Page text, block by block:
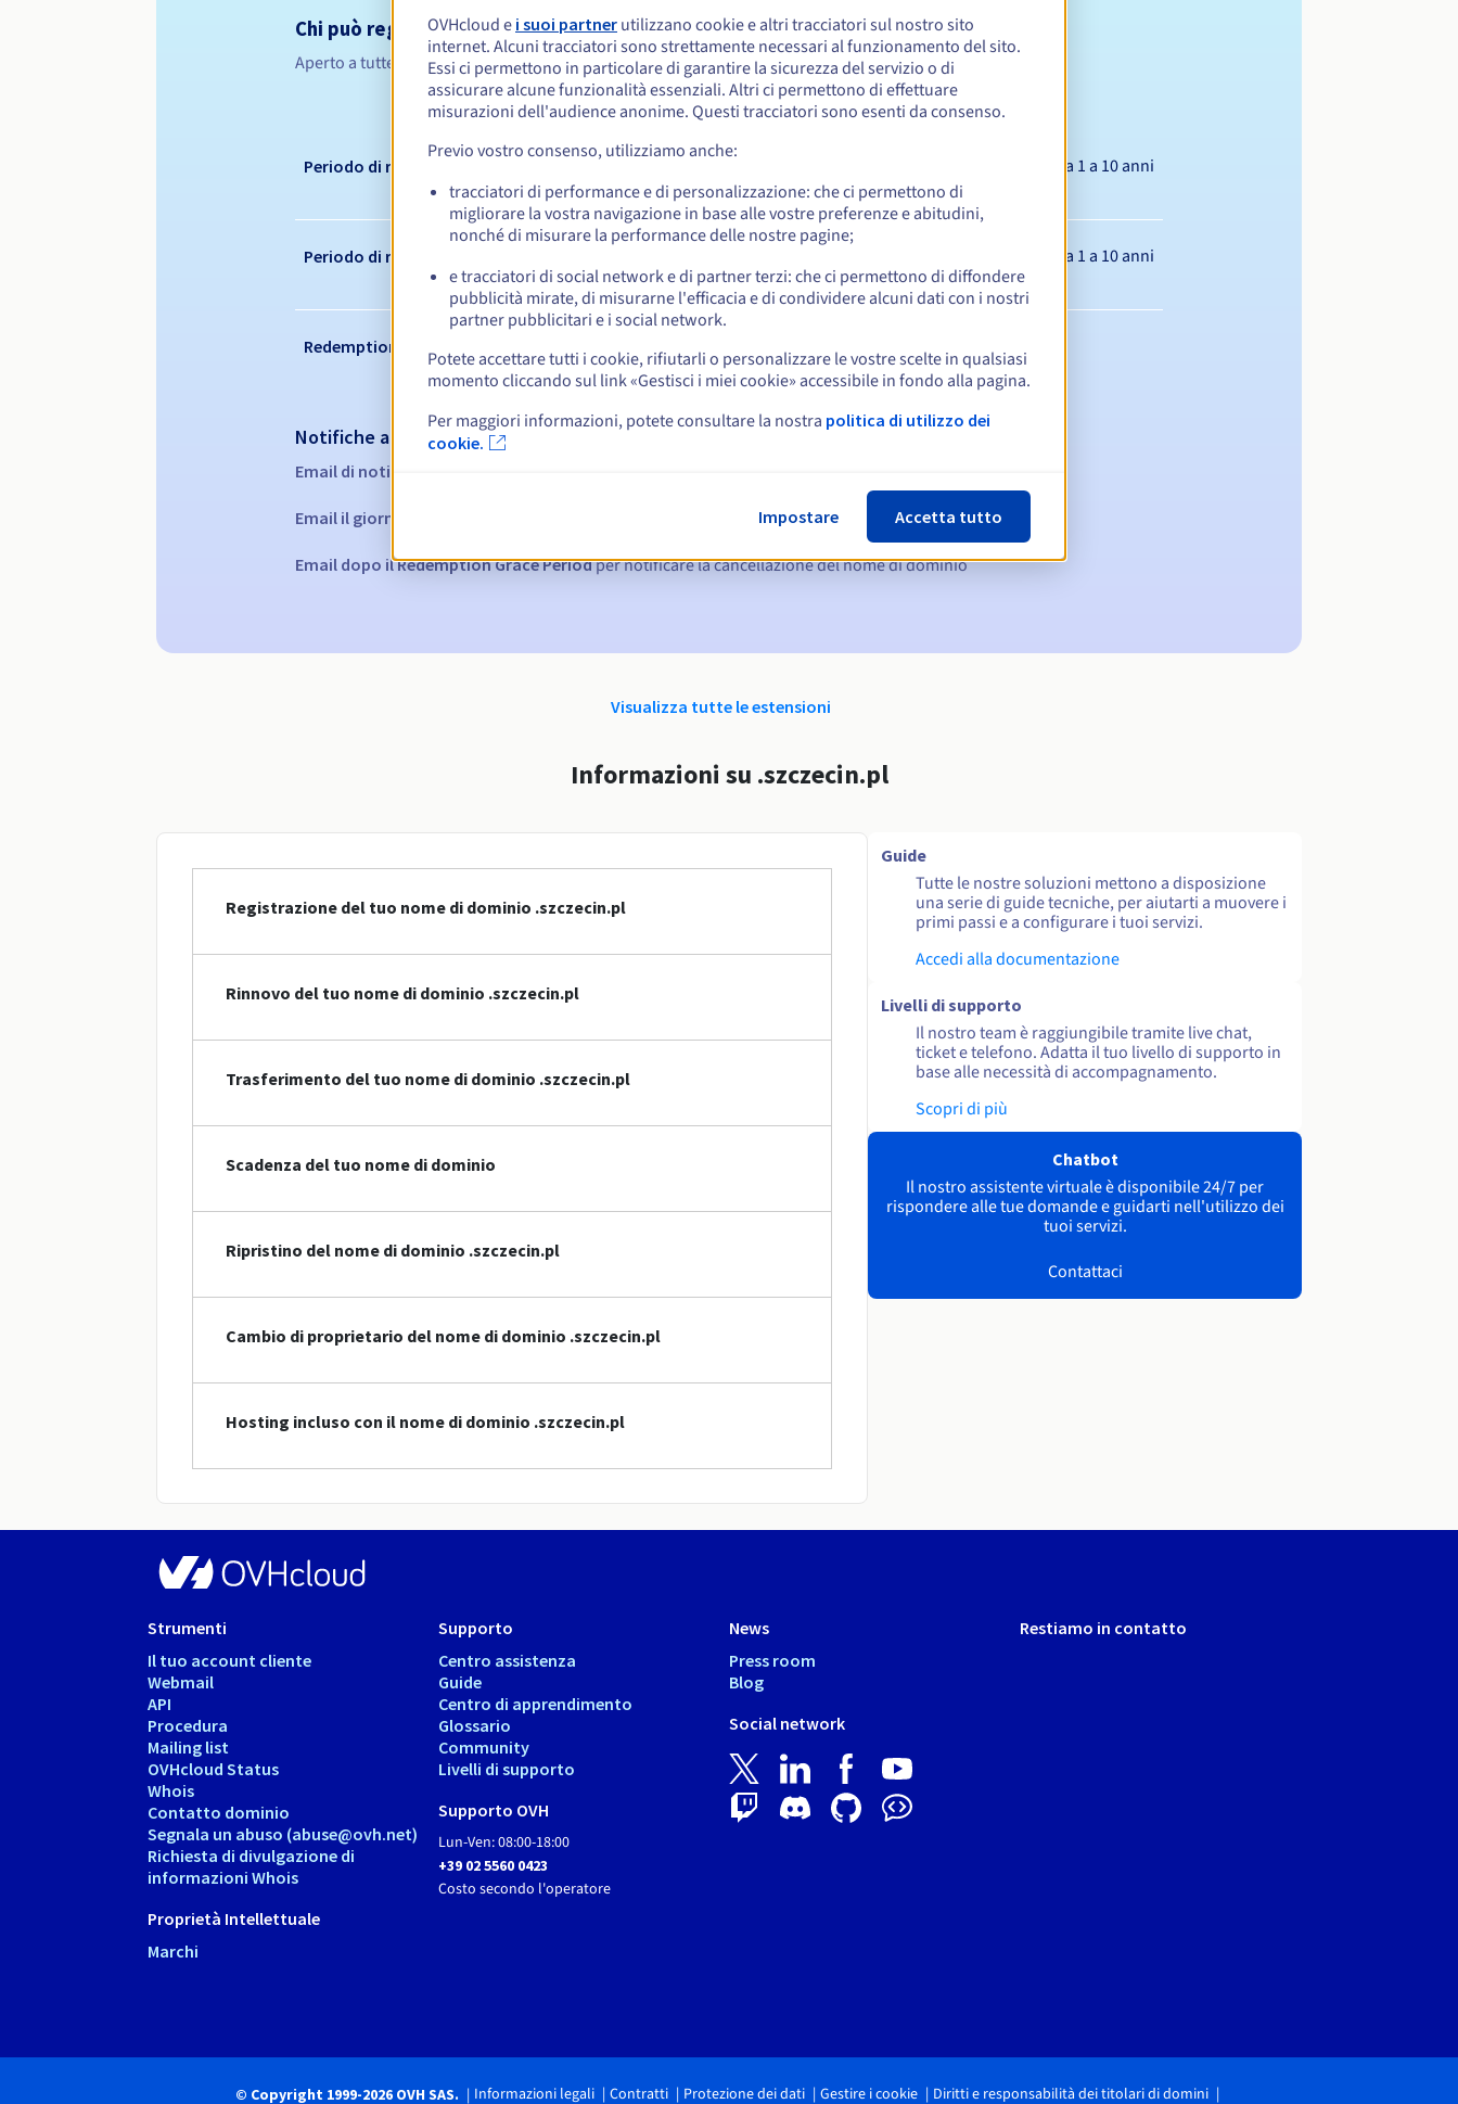
Chi può registrare un .szczecin.pl?
Aperto a tutte le persone fisiche o giuridiche, senza restrizioni geografiche.
Regole di gestione e notifiche
Periodo di registrazione Da 1 a 10 anni
Periodo di rinnovo Da 1 a 10 anni
Redemption period
Notifiche automatiche:
Email di notifica:
Email il giorno della scadenza per notificare la sospensione del nome di dominio
Email dopo il Redemption Grace Periodper notificare la cancellazione del nome di dominio
Visualizza tutte le estensioni
Informazioni su .szczecin.pl
Registrazione del tuo nome di dominio .szczecin.pl
Rinnovo del tuo nome di dominio .szczecin.pl
Trasferimento del tuo nome di dominio .szczecin.pl
Scadenza del tuo nome di dominio
Ripristino del nome di dominio .szczecin.pl
Cambio di proprietario del nome di dominio .szczecin.pl
Hosting incluso con il nome di dominio .szczecin.pl
Guide
Tutte le nostre soluzioni mettono a disposizione
una serie di guide tecniche, per aiutarti a muovere i
primi passi e a configurare i tuoi servizi.
Accedi alla documentazione
Livelli di supporto
Il nostro team è raggiungibile tramite live chat,
ticket e telefono. Adatta il tuo livello di supporto in
base alle necessità di accompagnamento.
Scopri di più
Chatbot
Il nostro assistente virtuale è disponibile 24/7 per
rispondere alle tue domande e guidarti nell'utilizzo dei
tuoi servizi.
Contattaci
Strumenti
Il tuo account cliente
Webmail
API
Procedura
Mailing list
OVHcloud Status
Whois
Contatto dominio
Segnala un abuso (abuse@ovh.net)
Richiesta di divulgazione di
informazioni Whois
Proprietà Intellettuale
Marchi
Supporto
Centro assistenza
Guide
Centro di apprendimento
Glossario
Community
Livelli di supporto
Supporto OVH
Lun-Ven: 08:00-18:00
+39 02 5560 0423
Costo secondo l'operatore
News
Press room
Blog
Social network
Restiamo in contatto
© Copyright 1999-2026 OVH SAS. Informazioni legali Contratti Protezione dei dati Gestire i cookie Diritti e responsabilità dei titolari di domini
OVHcloud e i suoi partner utilizzano cookie e altri tracciatori sul nostro sito
internet. Alcuni tracciatori sono strettamente necessari al funzionamento del sito.
Essi ci permettono in particolare di garantire la sicurezza del servizio o di
assicurare alcune funzionalità essenziali. Altri ci permettono di effettuare
misurazioni dell'audience anonime. Questi tracciatori sono esenti da consenso.
Previo vostro consenso, utilizziamo anche:
tracciatori di performance e di personalizzazione: che ci permettono di
migliorare la vostra navigazione in base alle vostre preferenze e abitudini,
nonché di misurare la performance delle nostre pagine;
e tracciatori di social network e di partner terzi: che ci permettono di diffondere
pubblicità mirate, di misurarne l'efficacia e di condividere alcuni dati con i nostri
partner pubblicitari e i social network.
Potete accettare tutti i cookie, rifiutarli o personalizzare le vostre scelte in qualsiasi
momento cliccando sul link «Gestisci i miei cookie» accessibile in fondo alla pagina.
Per maggiori informazioni, potete consultare la nostra politica di utilizzo dei
cookie.
Impostare Accetta tutto